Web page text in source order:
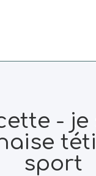
- je
sport